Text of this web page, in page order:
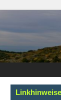
Linkhinweise